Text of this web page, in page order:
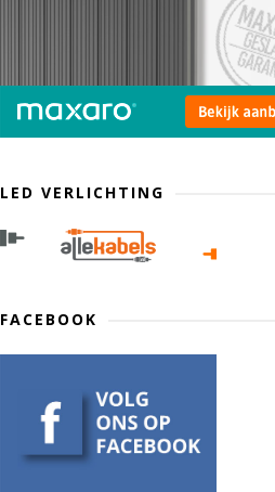
LED VERLICHTING
FACEBOOK